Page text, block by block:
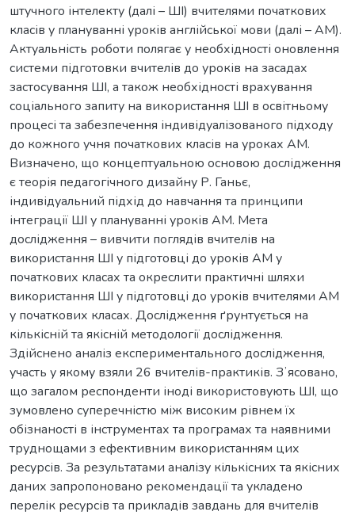
штучного інтелекту (далі – ШІ) вчителями початкових
класів у плануванні уроків англійської мови (далі – АМ).
Актуальність роботи полягає у необхідності оновлення
системи підготовки вчителів до уроків на засадах
застосування ШІ, а також необхідності врахування
соціального запиту на використання ШІ в освітньому
процесі та забезпечення індивідуалізованого підходу
до кожного учня початкових класів на уроках АМ.
Визначено, що концептуальною основою дослідження
є теорія педагогічного дизайну Р. Ганьє,
індивідуальний підхід до навчання та принципи
інтеграції ШІ у плануванні уроків АМ. Мета
дослідження – вивчити поглядів вчителів на
використання ШІ у підготовці до уроків АМ у
початкових класах та окреслити практичні шляхи
використання ШІ у підготовці до уроків вчителями АМ
у початкових класах. Дослідження ґрунтується на
кількісній та якісній методології дослідження.
Здійснено аналіз експериментального дослідження,
участь у якому взяли 26 вчителів-практиків. Зʼясовано,
що загалом респонденти іноді використовують ШІ, що
зумовлено суперечністю між високим рівнем їх
обізнаності в інструментах та програмах та наявними
труднощами з ефективним використанням цих
ресурсів. За результатами аналізу кількісних та якісних
даних запропоновано рекомендації та укладено
перелік ресурсів та прикладів завдань для вчителів